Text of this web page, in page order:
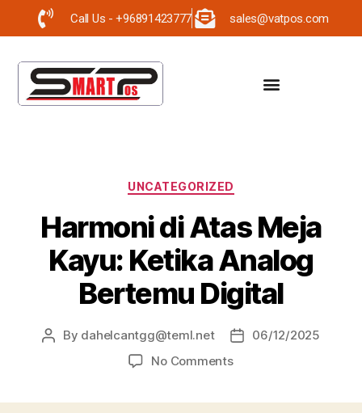
Call Us - +96891423777 sales@vatpos.com
UNCATEGORIZED
Harmoni di Atas Meja
Kayu: Ketika Analog
Bertemu Digital
By dahelcantgg@teml.net
06/12/2025
No Comments